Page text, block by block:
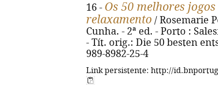
16 - Os 50 melhores
relaxamento / Rosemarie
Cunha. - 2ª ed. - Porto :
- Tít. orig.: Die 50 besten
989-8982-25-4
Link persistente: http://